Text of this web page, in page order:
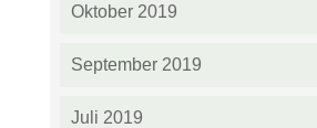
Oktober 2019
September 2019
Juli 2019